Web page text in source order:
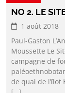
NO 2. LE
1 août 2018
Paul-Gaston
Moussette Le
campagne de
de quai de l’îlot